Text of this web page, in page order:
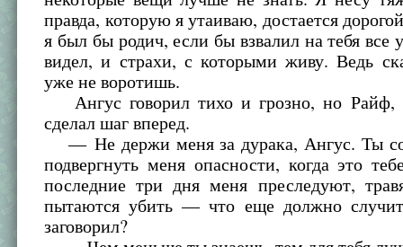
правда, которую я утаиваю, достается
я был бы родич, если бы взвалил на тебя все
видел, и страхи, с которыми живу. Ведь
уже не воротишь.
Ангус говорил тихо и грозно, но Райф,
сделал шаг вперед.
— Не держи меня за дурака, Ангус. Ты
подвергнуть меня опасности, когда это
последние три дня меня преследуют,
пытаются убить — что еще должно
заговорил?